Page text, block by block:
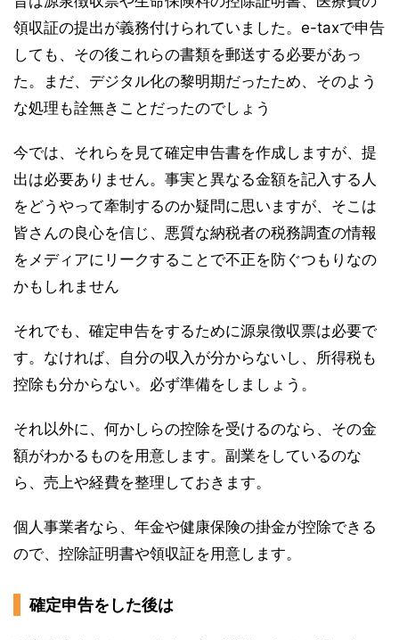
領収証の提出が義務付けられていました。e-taxで申告
しても、その後これらの書類を郵送する必要があっ
た。まだ、デジタル化の黎明期だったため、そのよう
な処理も詮無きことだったのでしょう
今では、それらを見て確定申告書を作成しますが、提
出は必要ありません。事実と異なる金額を記入する人
をどうやって牽制するのか疑問に思いますが、そこは
皆さんの良心を信じ、悪質な納税者の税務調査の情報
をメディアにリークすることで不正を防ぐつもりなの
かもしれません
それでも、確定申告をするために源泉徴収票は必要で
す。なければ、自分の収入が分からないし、所得税も
控除も分からない。必ず準備をしましょう。
それ以外に、何かしらの控除を受けるのなら、その金
額がわかるものを用意します。副業をしているのな
ら、売上や経費を整理しておきます。
個人事業者なら、年金や健康保険の掛金が控除できる
ので、控除証明書や領収証を用意します。
確定申告をした後は